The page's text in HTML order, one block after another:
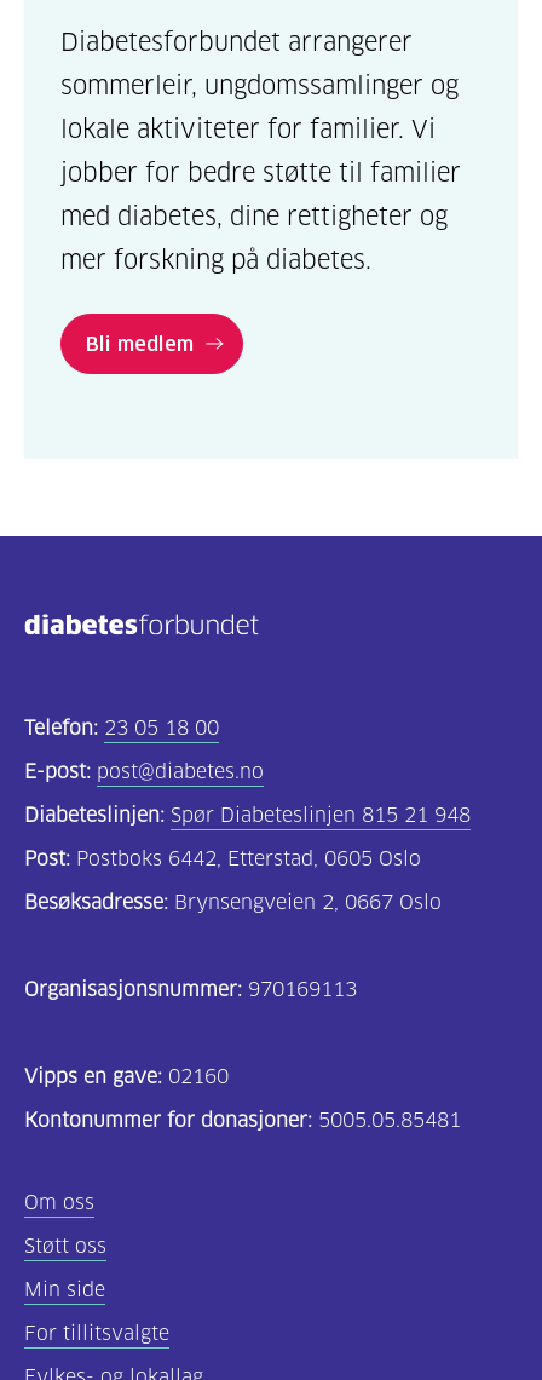
Diabetesforbundet arrangerer
sommerleir, ungdomssamlinger og
lokale aktiviteter for familier. Vi
jobber for bedre støtte til familier
med diabetes, dine rettigheter og
mer forskning på diabetes.
Bli medlem
Telefon: 23 05 18 00
E-post: post@diabetes.no
Diabeteslinjen: Spør Diabeteslinjen 815 21 948
Post: Postboks 6442, Etterstad, 0605 Oslo
Besøksadresse: Brynsengveien 2, 0667 Oslo
Organisasjonsnummer: 970169113
Vipps en gave: 02160
Kontonummer for donasjoner: 5005.05.85481
Om oss
Støtt oss
Min side
For tillitsvalgte